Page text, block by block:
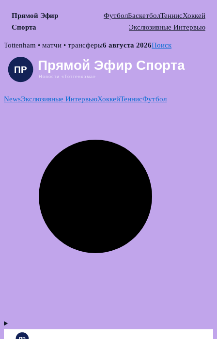
Прямой Эфир
Спорта
ФутболБаскетболТеннисХоккей
Экслюзивные Интервью
Skip
content
Tottenham • матчи • трансферы6 августа 2026Поиск
NewsЭкслюзивные ИнтервьюХоккейТеннисФутбол